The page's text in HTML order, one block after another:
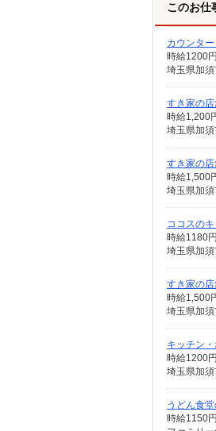
このお仕
カウンタ
時給1200
埼玉県加
すき家の店
時給1,200
埼玉県加
すき家の店
時給1,500
埼玉県加
ココスの
埼玉県加
すき家の店
時給1,500
埼玉県加
キッチン
時給1200
埼玉県加
うどん食
時給1150